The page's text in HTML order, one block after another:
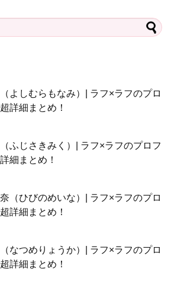
よしむらもなみ）| ラフ×ラフのプロ
詳細まとめ！
ふじさきみく）| ラフ×ラフのプロフ
細まとめ！
（ひびのめいな）| ラフ×ラフのプロ
詳細まとめ！
なつめりょうか）| ラフ×ラフのプロ
詳細まとめ！